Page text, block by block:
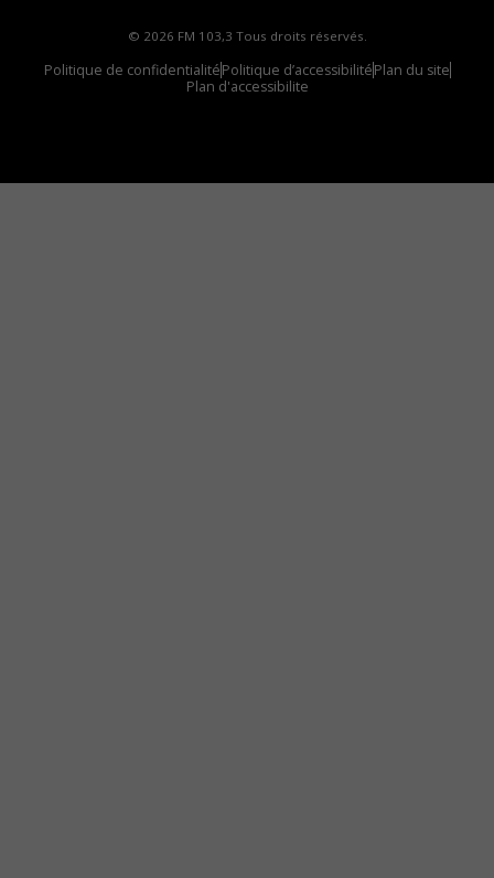
© 2026 FM 103,3 Tous droits réservés.
Politique de confidentialitéPolitique d’accessibilitéPlan du site
Plan d'accessibilite